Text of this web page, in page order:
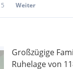
5 Weiter
Großzügige
Ruhelage von